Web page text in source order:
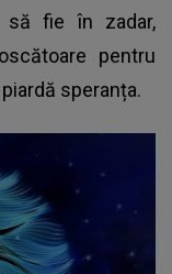
să fie în zadar,
pentru
speranța.